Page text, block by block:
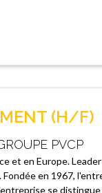
(H/F)
PVCP
et en Europe.
en 1967,
se